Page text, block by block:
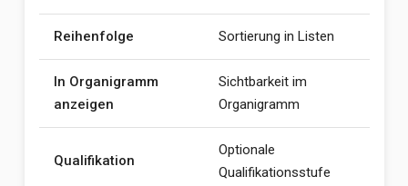
Reihenfolge Sortierung in Listen
In Organigramm
anzeigen
Sichtbarkeit im
Organigramm
Qualifikation
Optionale
Qualifikationsstufe